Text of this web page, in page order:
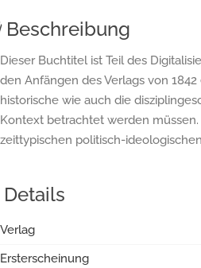
Beschreibung
Dieser Buchtitel ist Teil des
den Anfängen des Verlags von
historische wie auch die
Kontext betrachtet werden
zeittypischen politisch-
Details
Verlag
Ersterscheinung